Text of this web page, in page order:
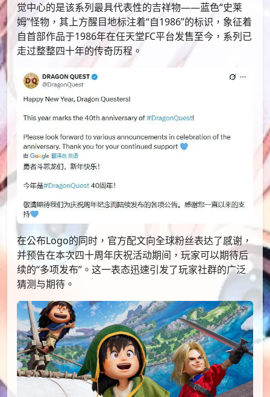
觉中心的是该系列最具代表性的吉祥物——蓝色“史莱
姆”怪物，其上方醒目地标注着“自1986”的标识，象征着
自首部作品于1986年在任天堂FC平台发售至今，系列已
走过整整四十年的传奇历程。
在公布Logo的同时，官方配文向全球粉丝表达了感谢，
并预告在本次四十周年庆祝活动期间，玩家可以期待后
续的“多项发布”。这一表态迅速引发了玩家社群的广泛
猜测与期待。